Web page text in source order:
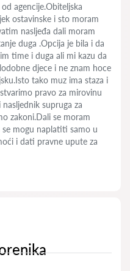
agencije.Obiteljska
ostavinske i sto moram
nasljeđa dali moram
duga .Opcija je bila i da
time i duga ali mi kazu da
djece i ne znam hoce
tako muz ima staza i
pravo za mirovinu
supruga za
zakoni.Dali se moram
mogu naplatiti samo u
i dati pravne upute za